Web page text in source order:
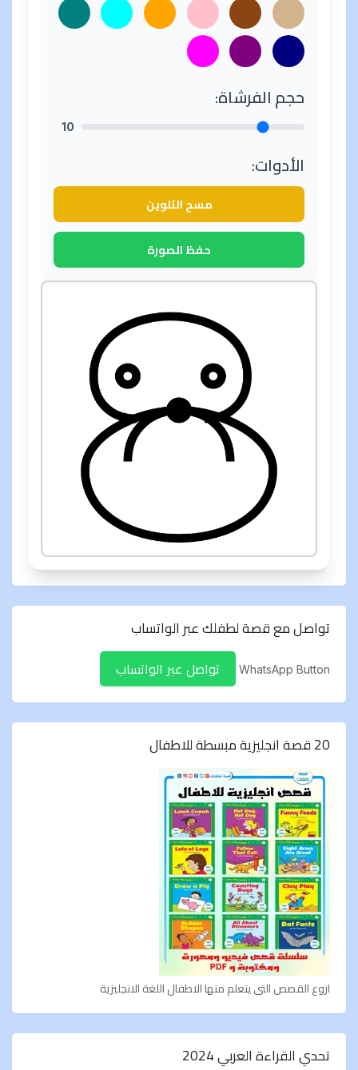
حجم الفرشاة:
10
الأدوات:
مسح التلوين
حفظ الصورة
تواصل مع قصة لطفلك عبر الواتساب
WhatsApp Button تواصل عبر الواتساب
20 قصة انجليزية مبسطة للاطفال
اروع القصص التى يتعلم منها الاطفال اللغة الانجليزية
تحدي القراءة العربي 2024